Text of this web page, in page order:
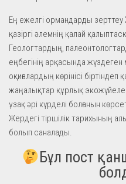
Ең ежелгі ормандарды зерттеу
қазіргі әлемнің қалай
Геологтардың,
еңбегінің арқасында
оқиғалардың көрінісі
жаңалықтар құрлық
ұзақ әрі күрделі болғанын
Жердегі тіршілік тарихының
болып саналады.
Бұл пост